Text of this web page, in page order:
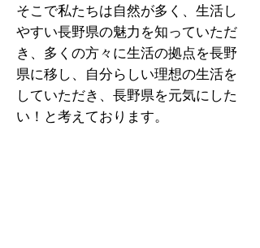
そこで私たちは自然が多く、生活し
やすい長野県の魅力を知っていただ
き、多くの方々に生活の拠点を長野
県に移し、自分らしい理想の生活を
していただき、長野県を元気にした
い！と考えております。